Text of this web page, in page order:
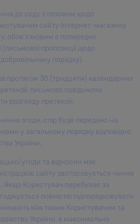
до суду з позовом щодо
сайту Інтернет-магазину
обов’язковим є попереднє
(письмової пропозиції щодо
порядку).
протягом 30 (тридцяти) календарних
письмово повідомляє
розгляду претензії.
згоди, спір буде передано на
у загальному порядку відповідно
України.
угоди та відносин між
сайту застосовується чинне
Якщо Користувач перебуває за
повністю підпорядковувати
між таким Користувачем та
України, в максимально